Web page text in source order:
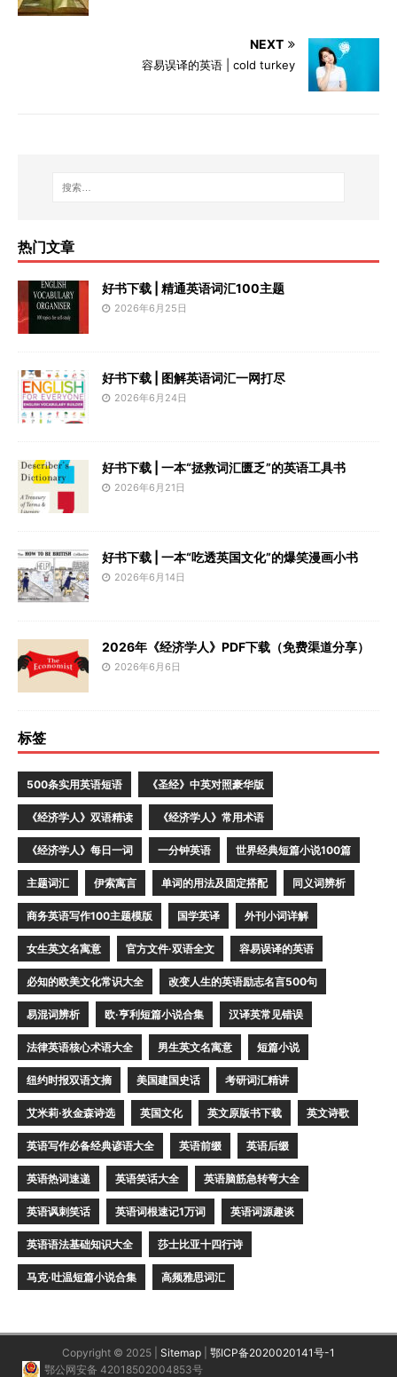
NEXT
容易误译的英语 | cold turkey
热门文章
好书下载 | 精通英语词汇100主题
2026年6月25日
好书下载 | 图解英语词汇一网打尽
2026年6月24日
好书下载 | 一本“拯救词汇匮乏”的英语工具书
2026年6月21日
好书下载 | 一本“吃透英国文化”的爆笑漫画小书
2026年6月14日
2026年《经济学人》PDF下载（免费渠道分享）
2026年6月6日
标签
500条实用英语短语 《圣经》中英对照豪华版
《经济学人》双语精读 《经济学人》常用术语
《经济学人》每日一词 一分钟英语 世界经典短篇小说100篇
主题词汇 伊索寓言 单词的用法及固定搭配 同义词辨析
商务英语写作100主题模版 国学英译 外刊小词详解
女生英文名寓意 官方文件·双语全文 容易误译的英语
必知的欧美文化常识大全 改变人生的英语励志名言500句
易混词辨析 欧·亨利短篇小说合集 汉译英常见错误
法律英语核心术语大全 男生英文名寓意 短篇小说
纽约时报双语文摘 美国建国史话 考研词汇精讲
艾米莉·狄金森诗选 英国文化 英文原版书下载 英文诗歌
英语写作必备经典谚语大全 英语前缀 英语后缀
英语热词速递 英语笑话大全 英语脑筋急转弯大全
英语讽刺笑话 英语词根速记1万词 英语词源趣谈
英语语法基础知识大全 莎士比亚十四行诗
马克·吐温短篇小说合集 高频雅思词汇
Copyright © 2025 | Sitemap
鄂ICP备2020020141号-1
鄂公网安备 42018502004853号